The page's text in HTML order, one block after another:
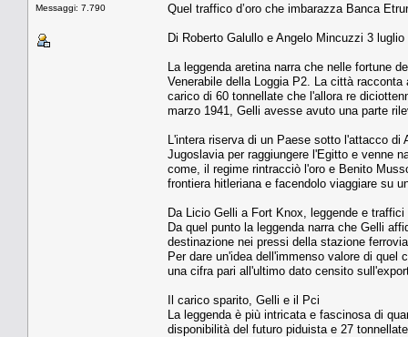
Messaggi: 7.790
Quel traffico d’oro che imbarazza Banca
Di Roberto Galullo e Angelo Mincuzzi 3 luglio
La leggenda aretina narra che nelle fortune
Venerabile della Loggia P2. La città
carico di 60 tonnellate che l'allora re
marzo 1941, Gelli avesse avuto una parte
L'intera riserva di un Paese sotto l'attacco
Jugoslavia per raggiungere l'Egitto e venne
come, il regime rintracciò l'oro e Benito
frontiera hitleriana e facendolo viaggiare su
Da Licio Gelli a Fort Knox, leggende e traffici
Da quel punto la leggenda narra che Gelli
destinazione nei pressi della stazione
Per dare un'idea dell'immenso valore di
una cifra pari all'ultimo dato censito
Il carico sparito, Gelli e il Pci
La leggenda è più intricata e fascinosa di
disponibilità del futuro piduista e 27